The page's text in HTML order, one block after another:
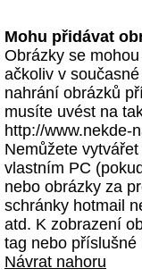
Mohu přidávat
Obrázky se
ačkoliv v
nahrání obrázků
musíte uvést na
http://www.nekde-
Nemůžete
vlastním PC
nebo obrázky za
schránky hotmail
atd. K zobrazení
tag nebo příslušné
Návrat nahoru